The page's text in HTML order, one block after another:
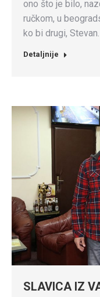
ono što je bilo,
ručkom, u
ko bi drugi,
Detaljnije
SLAVICA IZ